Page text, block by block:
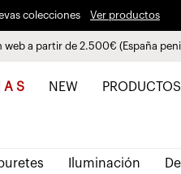
3 meses sin intereses 0% TAE
colecciones Ver productos
a partir de 2.500€ (España
A S NEW PRODUCTOS
Iluminación